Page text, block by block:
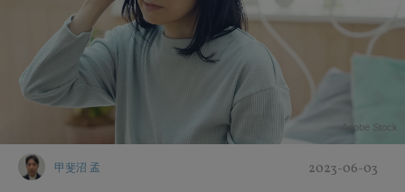
Adobe Stock
甲斐沼 孟 2023-06-03